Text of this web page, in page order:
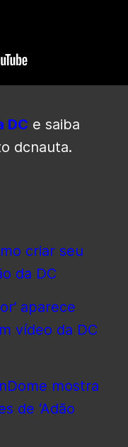
DC e saiba
dcnauta.
criar seu
da DC
aparece
vídeo da DC
mostra
de ‘Adão